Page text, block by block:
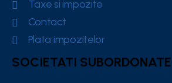
Taxe si impozite
Contact
Plata impozitelor
SOCIETATI SUBORDONATE